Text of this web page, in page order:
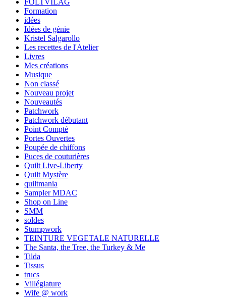
FOLTVILAG
Formation
idées
Idées de génie
Kristel Salgarollo
Les recettes de l'Atelier
Livres
Mes créations
Musique
Non classé
Nouveau projet
Nouveautés
Patchwork
Patchwork débutant
Point Compté
Portes Ouvertes
Poupée de chiffons
Puces de couturières
Quilt Live-Liberty
Quilt Mystère
quiltmania
Sampler MDAC
Shop on Line
SMM
soldes
Stumpwork
TEINTURE VEGETALE NATURELLE
The Santa, the Tree, the Turkey & Me
Tilda
Tissus
trucs
Villégiature
Wife @ work